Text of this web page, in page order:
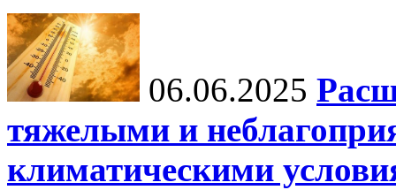
06.06.2025
тяжелыми и
климатическими